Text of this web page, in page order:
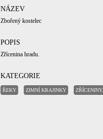
NÁZEV
Zbořený kostelec
POPIS
Zřícenina hradu.
KATEGORIE
ŘEKY ZIMNÍ KRAJINKY ZŘÍCENINY